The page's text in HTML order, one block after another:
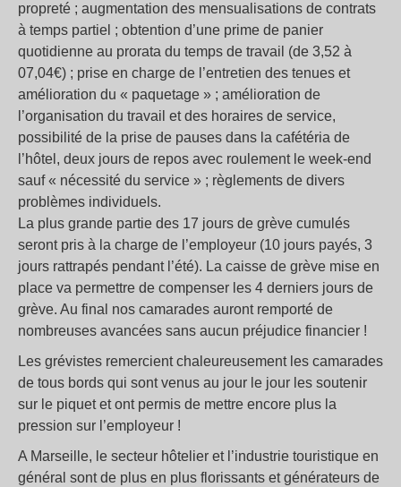
propreté ; augmentation des mensualisations de contrats
à temps partiel ; obtention d’une prime de panier
quotidienne au prorata du temps de travail (de 3,52 à
07,04€) ; prise en charge de l’entretien des tenues et
amélioration du « paquetage » ; amélioration de
l’organisation du travail et des horaires de service,
possibilité de la prise de pauses dans la cafétéria de
l’hôtel, deux jours de repos avec roulement le week-end
sauf « nécessité du service » ; règlements de divers
problèmes individuels.
La plus grande partie des 17 jours de grève cumulés
seront pris à la charge de l’employeur (10 jours payés, 3
jours rattrapés pendant l’été). La caisse de grève mise en
place va permettre de compenser les 4 derniers jours de
grève. Au final nos camarades auront remporté de
nombreuses avancées sans aucun préjudice financier !
Les grévistes remercient chaleureusement les camarades
de tous bords qui sont venus au jour le jour les soutenir
sur le piquet et ont permis de mettre encore plus la
pression sur l’employeur !
A Marseille, le secteur hôtelier et l’industrie touristique en
général sont de plus en plus florissants et générateurs de